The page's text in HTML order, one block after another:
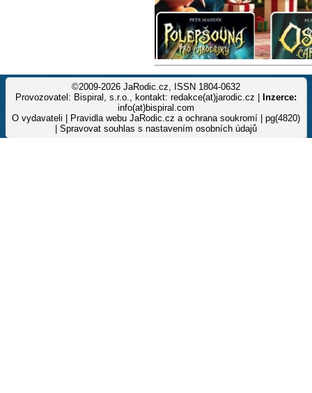
©2009-2026 JaRodic.cz, ISSN 1804-0632
Provozovatel: Bispiral, s.r.o., kontakt: redakce(at)jarodic.cz |
Inzerce:
info(at)bispiral.com
O vydavateli
Pravidla webu JaRodic.cz a ochrana soukromí | pg(4820)
Spravovat souhlas s nastavením osobních údajů